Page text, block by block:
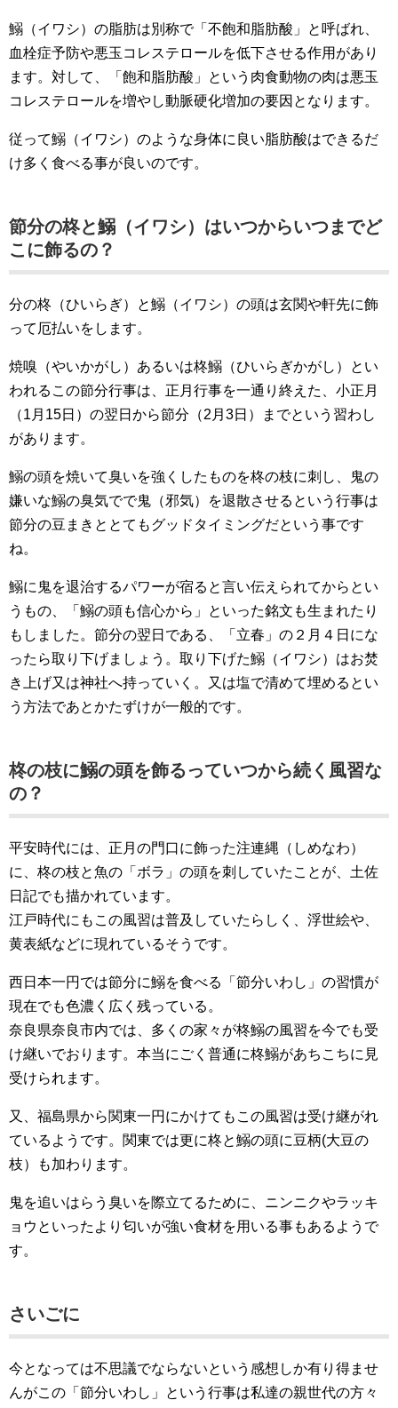
鰯（イワシ）の脂肪は別称で「不飽和脂肪酸」と呼ばれ、
血栓症予防や悪玉コレステロールを低下させる作用があり
ます。対して、「飽和脂肪酸」という肉食動物の肉は悪玉
コレステロールを増やし動脈硬化増加の要因となります。
従って鰯（イワシ）のような身体に良い脂肪酸はできるだ
け多く食べる事が良いのです。
節分の柊と鰯（イワシ）はいつからいつまでど
こに飾るの？
分の柊（ひいらぎ）と鰯（イワシ）の頭は玄関や軒先に飾
って厄払いをします。
焼嗅（やいかがし）あるいは柊鰯（ひいらぎかがし）とい
われるこの節分行事は、正月行事を一通り終えた、小正月
（1月15日）の翌日から節分（2月3日）までという習わし
があります。
鰯の頭を焼いて臭いを強くしたものを柊の枝に刺し、鬼の
嫌いな鰯の臭気でで鬼（邪気）を退散させるという行事は
節分の豆まきととてもグッドタイミングだという事です
ね。
鰯に鬼を退治するパワーが宿ると言い伝えられてからとい
うもの、「鰯の頭も信心から」といった銘文も生まれたり
もしました。節分の翌日である、「立春」の２月４日にな
ったら取り下げましょう。取り下げた鰯（イワシ）はお焚
き上げ又は神社へ持っていく。又は塩で清めて埋めるとい
う方法であとかたずけが一般的です。
柊の枝に鰯の頭を飾るっていつから続く風習な
の？
平安時代には、正月の門口に飾った注連縄（しめなわ）
に、柊の枝と魚の「ボラ」の頭を刺していたことが、土佐
日記でも描かれています。
江戸時代にもこの風習は普及していたらしく、浮世絵や、
黄表紙などに現れているそうです。
西日本一円では節分に鰯を食べる「節分いわし」の習慣が
現在でも色濃く広く残っている。
奈良県奈良市内では、多くの家々が柊鰯の風習を今でも受
け継いでおります。本当にごく普通に柊鰯があちこちに見
受けられます。
又、福島県から関東一円にかけてもこの風習は受け継がれ
ているようです。関東では更に柊と鰯の頭に豆柄(大豆の
枝）も加わります。
鬼を追いはらう臭いを際立てるために、ニンニクやラッキ
ョウといったより匂いが強い食材を用いる事もあるようで
す。
さいごに
今となっては不思議でならないという感想しか有り得ませ
んがこの「節分いわし」という行事は私達の親世代の方々